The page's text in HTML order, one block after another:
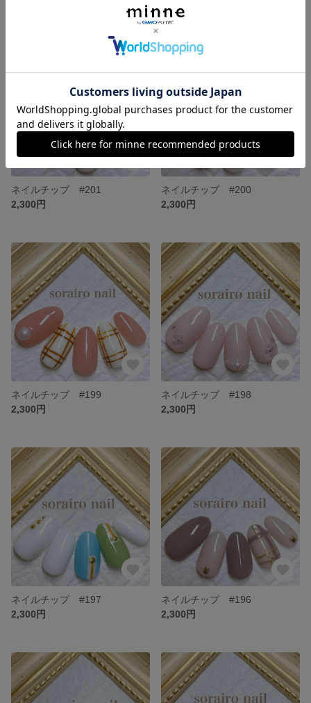
ネイルチップ #201
2,300円
ネイルチップ #200
2,300円
ネイルチップ #199
2,300円
ネイルチップ #198
2,300円
ネイルチップ #197
2,300円
ネイルチップ #196
2,300円